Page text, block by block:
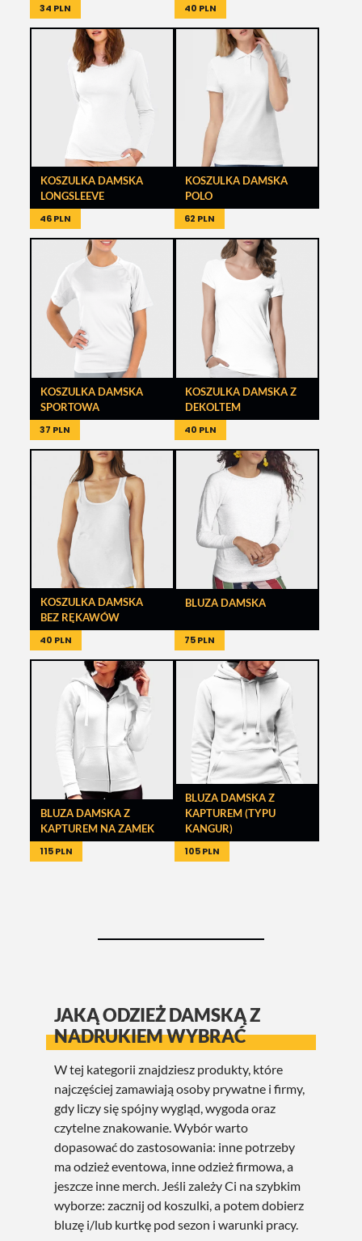
34 PLN
40 PLN
KOSZULKA DAMSKA
LONGSLEEVE
46 PLN
KOSZULKA DAMSKA
POLO
62 PLN
KOSZULKA DAMSKA
SPORTOWA
37 PLN
KOSZULKA DAMSKA Z
DEKOLTEM
40 PLN
KOSZULKA DAMSKA
BEZ RĘKAWÓW
40 PLN
BLUZA DAMSKA
75 PLN
BLUZA DAMSKA Z
KAPTUREM NA ZAMEK
115 PLN
BLUZA DAMSKA Z
KAPTUREM (TYPU
KANGUR)
105 PLN
JAKĄ ODZIEŻ DAMSKĄ Z
NADRUKIEM WYBRAĆ
W tej kategorii znajdziesz produkty, które
najczęściej zamawiają osoby prywatne i firmy,
gdy liczy się spójny wygląd, wygoda oraz
czytelne znakowanie. Wybór warto
dopasować do zastosowania: inne potrzeby
ma odzież eventowa, inne odzież firmowa, a
jeszcze inne merch. Jeśli zależy Ci na szybkim
wyborze: zacznij od koszulki, a potem dobierz
bluzę i/lub kurtkę pod sezon i warunki pracy.